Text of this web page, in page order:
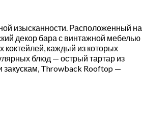
изысканности. Расположенный на
декор бара с винтажной мебелью
каждый из которых
блюд — острый тартар из
Throwback Rooftop —